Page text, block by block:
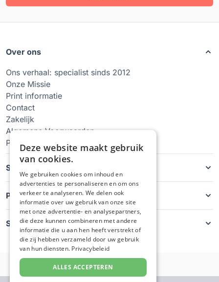
Over ons
Ons verhaal: specialist sinds 2012
Onze Missie
Print informatie
Contact
Zakelijk
Algemene Voorwaarden
Privacy Policy
Soorten hoesjes
Producten
Service
Deze website maakt gebruik
van cookies.
We gebruiken cookies om inhoud en
advertenties te personaliseren en om ons
verkeer te analyseren. We delen ook
informatie over uw gebruik van onze site
met onze advertentie- en analysepartners,
die deze kunnen combineren met andere
informatie die u aan hen heeft verstrekt of
die zij hebben verzameld door uw gebruik
van hun diensten. Privacybeleid
ALLES ACCEPTEREN